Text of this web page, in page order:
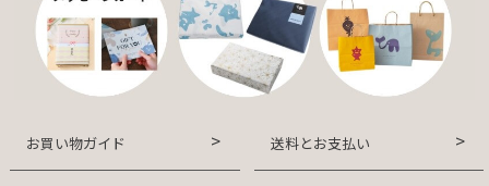
お買い物ガイド 送料とお支払い